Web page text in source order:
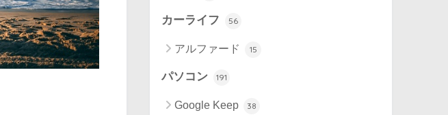
カーライフ 56
アルファード 15
パソコン 191
Google Keep 38